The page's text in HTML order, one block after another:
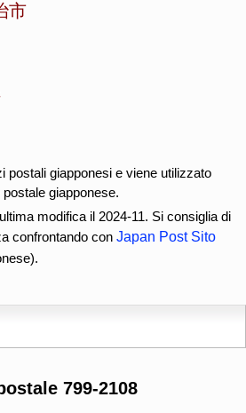
市
postali giapponesi e viene utilizzato
giapponese.
modifica il 2024-11. Si consiglia di
confrontando con Japan Post Sito
799-2108